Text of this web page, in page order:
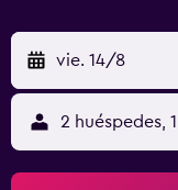
vie. 14/8
2 huéspedes,